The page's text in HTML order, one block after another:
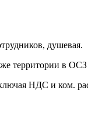
душевая.
территории в
НДС и ком.